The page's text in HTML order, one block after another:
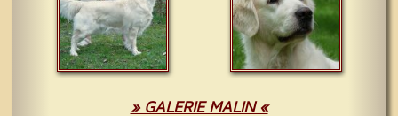
» GALERIE MALIN «